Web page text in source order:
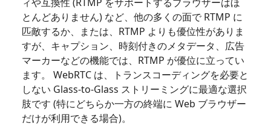
とんどありません) など、他の多くの面で RTMP に
匹敵するか、または、RTMP よりも優位性がありま
すが、キャプション、時刻付きのメタデータ、広告
マーカーなどの機能では、RTMP が優位に立ってい
ます。 WebRTC は、トランスコーディングを必要と
しない Glass-to-Glass ストリーミングに最適な選択
肢です (特にどちらか一方の終端に Web ブラウザー
だけが利用できる場合)。